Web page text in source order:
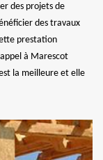
des projets de
des travaux
prestation
à Marescot
la meilleure et elle